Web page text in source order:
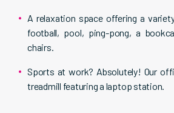
A relaxation space offering a
football, pool, ping-pong, a
chairs.
Sports at work? Absolutely! Our
treadmill featuring a laptop station.